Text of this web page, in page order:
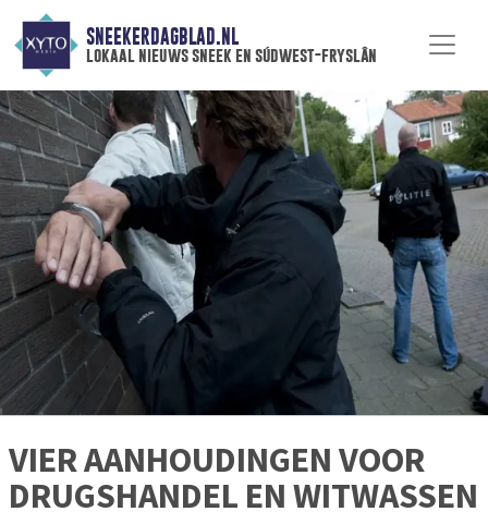
SNEEKERDAGBLAD.NL
lokaal nieuws sneek en súdwest-fryslân
VIER AANHOUDINGEN VOOR
DRUGSHANDEL EN WITWASSEN